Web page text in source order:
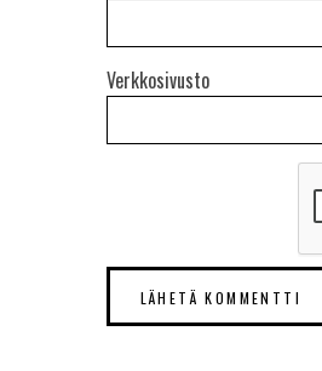
Verkkosivusto